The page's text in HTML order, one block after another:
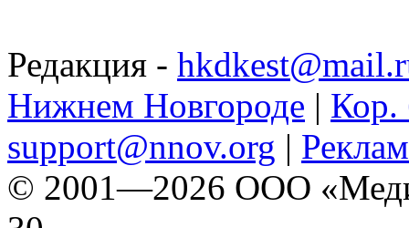
Редакция -
Нижнем Новгороде | Кор.
support@nnov.org |
© 2001—2026 ООО